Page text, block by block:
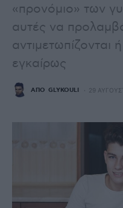
«προνόμιο» των
αυτές να
αντιμετωπίζονται
εγκαίρως
ΑΠΌ GLYKOULI 29